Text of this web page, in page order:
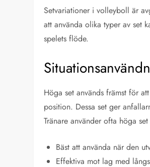
Setvariationer i volleyboll är
att använda olika typer av set
spelets flöde.
Höga set används främst för
position. Dessa set ger
Tränare använder ofta höga
Bäst att använda när den
Effektiva mot lag med